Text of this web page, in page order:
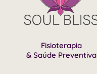
Fisioterapia
& Saúde Preventiva